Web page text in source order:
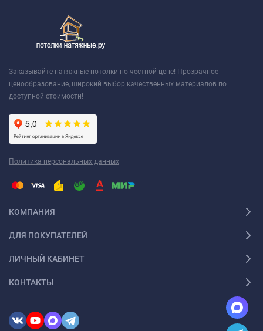
Заказывайте натяжные потолки по честной цене! Прозрачное
ценообразование, широкий выбор качественных материалов по
доступной стоимости!
Политика персональных данных
КОМПАНИЯ
ДЛЯ ПОКУПАТЕЛЕЙ
ЛИЧНЫЙ КАБИНЕТ
КОНТАКТЫ